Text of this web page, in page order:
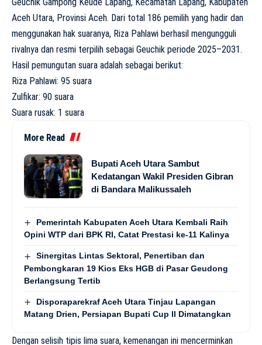
Aceh Utara, Provinsi Aceh. Dari total 186 pemilih yang hadir dan
menggunakan hak suaranya, Riza Pahlawi berhasil mengungguli
rivalnya dan resmi terpilih sebagai Geuchik periode 2025–2031.
Hasil pemungutan suara adalah sebagai berikut:
Riza Pahlawi: 95 suara
Zulfikar: 90 suara
Suara rusak: 1 suara
More Read
Bupati Aceh Utara Sambut
Kedatangan Wakil Presiden Gibran
di Bandara Malikussaleh
Pemerintah Kabupaten Aceh Utara Kembali Raih
Opini WTP dari BPK RI, Catat Prestasi ke-11 Kalinya
Sinergitas Lintas Sektoral, Penertiban dan
Pembongkaran 19 Kios Eks HGB di Pasar Geudong
Berlangsung Tertib
Disporaparekraf Aceh Utara Tinjau Lapangan
Matang Drien, Persiapan Bupati Cup II Dimatangkan
Dengan selisih tipis lima suara, kemenangan ini mencerminkan